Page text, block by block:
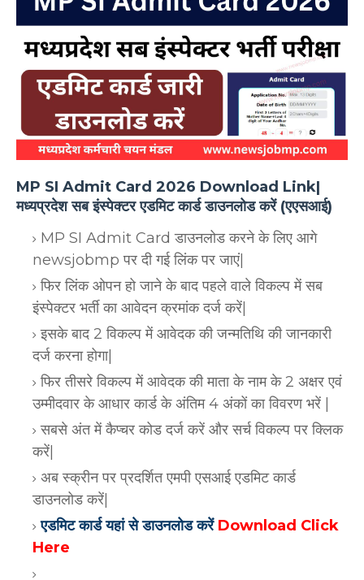
MP SI Admit Card 2026 Download Link|
मध्यप्रदेश सब इंस्पेक्टर एडमिट कार्ड डाउनलोड करें (एएसआई)
MP SI Admit Card डाउनलोड करने के लिए आगे
newsjobmp पर दी गई लिंक पर जाएं|
फिर लिंक ओपन हो जाने के बाद पहले वाले विकल्प में सब
इंस्पेक्टर भर्ती का आवेदन क्रमांक दर्ज करें|
इसके बाद 2 विकल्प में आवेदक की जन्मतिथि की जानकारी
दर्ज करना होगा|
फिर तीसरे विकल्प में आवेदक की माता के नाम के 2 अक्षर एवं
उम्मीदवार के आधार कार्ड के अंतिम 4 अंकों का विवरण भरें |
सबसे अंत में कैप्चर कोड दर्ज करें और सर्च विकल्प पर क्लिक
करें|
अब स्क्रीन पर प्रदर्शित एमपी एसआई एडमिट कार्ड
डाउनलोड करें|
एडमिट कार्ड यहां से डाउनलोड करें Download Click
Here